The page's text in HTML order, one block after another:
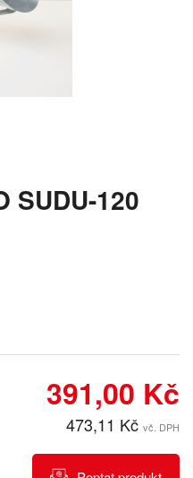
SUDU-120
391,00 Kč
473,11 Kč vč. DPH